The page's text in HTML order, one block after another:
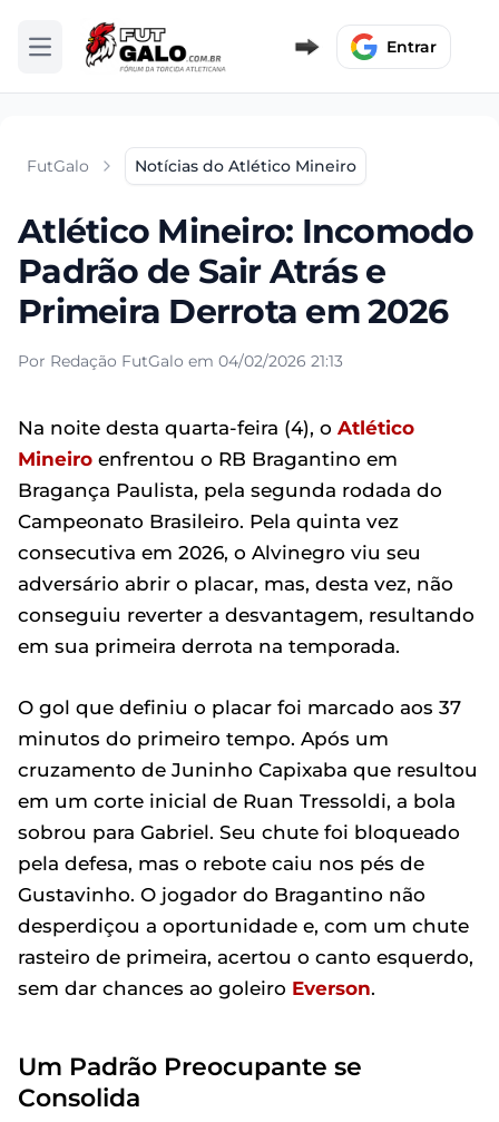
Abrir menu Entrar
FutGalo Notícias do Atlético Mineiro
Atlético Mineiro: Incomodo
Padrão de Sair Atrás e
Primeira Derrota em 2026
Por Redação FutGalo em 04/02/2026 21:13
Na noite desta quarta-feira (4), o Atlético
Mineiro enfrentou o RB Bragantino em
Bragança Paulista, pela segunda rodada do
Campeonato Brasileiro. Pela quinta vez
consecutiva em 2026, o Alvinegro viu seu
adversário abrir o placar, mas, desta vez, não
conseguiu reverter a desvantagem, resultando
em sua primeira derrota na temporada.
O gol que definiu o placar foi marcado aos 37
minutos do primeiro tempo. Após um
cruzamento de Juninho Capixaba que resultou
em um corte inicial de Ruan Tressoldi, a bola
sobrou para Gabriel. Seu chute foi bloqueado
pela defesa, mas o rebote caiu nos pés de
Gustavinho. O jogador do Bragantino não
desperdiçou a oportunidade e, com um chute
rasteiro de primeira, acertou o canto esquerdo,
sem dar chances ao goleiro Everson.
Um Padrão Preocupante se
Consolida